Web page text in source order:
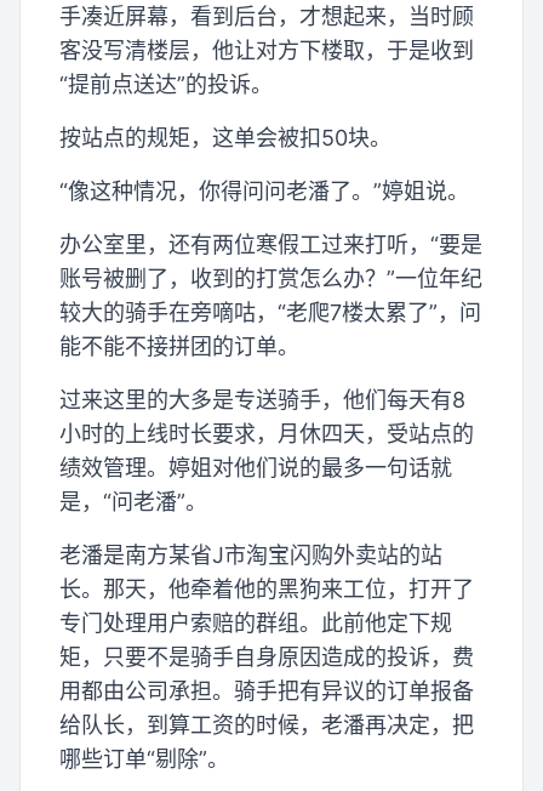
手凑近屏幕，看到后台，才想起来，当时顾
客没写清楼层，他让对方下楼取，于是收到
“提前点送达”的投诉。
按站点的规矩，这单会被扣50块。
“像这种情况，你得问问老潘了。”婷姐说。
办公室里，还有两位寒假工过来打听，“要是
账号被删了，收到的打赏怎么办？”一位年纪
较大的骑手在旁嘀咕，“老爬7楼太累了”，问
能不能不接拼团的订单。
过来这里的大多是专送骑手，他们每天有8
小时的上线时长要求，月休四天，受站点的
绩效管理。婷姐对他们说的最多一句话就
是，“问老潘”。
老潘是南方某省J市淘宝闪购外卖站的站
长。那天，他牵着他的黑狗来工位，打开了
专门处理用户索赔的群组。此前他定下规
矩，只要不是骑手自身原因造成的投诉，费
用都由公司承担。骑手把有异议的订单报备
给队长，到算工资的时候，老潘再决定，把
哪些订单“剔除”。